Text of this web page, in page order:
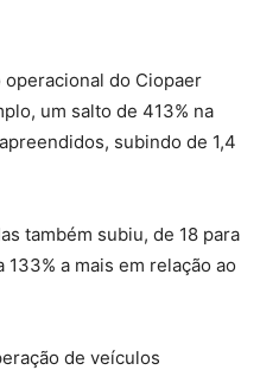
do Ciopaer
um salto de 413% na
subindo de 1,4
também subiu, de 18 para
a mais em relação ao
de veículos